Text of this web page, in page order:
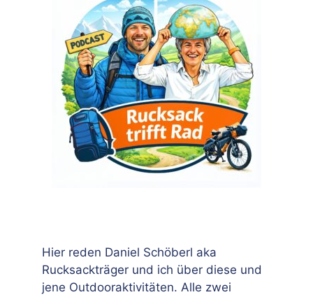
Hier reden Daniel Schöberl aka
Rucksackträger und ich über diese und
jene Outdooraktivitäten. Alle zwei